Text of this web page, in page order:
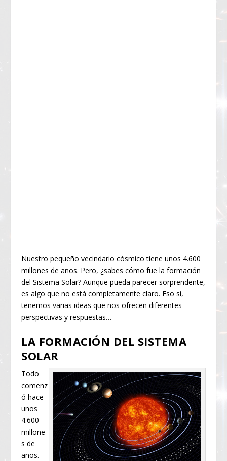
Nuestro pequeño vecindario cósmico tiene unos 4.600
millones de años. Pero, ¿sabes cómo fue la formación
del Sistema Solar? Aunque pueda parecer sorprendente,
es algo que no está completamente claro. Eso sí,
tenemos varias ideas que nos ofrecen diferentes
perspectivas y respuestas…
LA FORMACIÓN DEL SISTEMA
SOLAR
Todo
comenz
ó hace
unos
4.600
millone
s de
años.